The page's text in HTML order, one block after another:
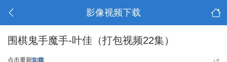
影像视频下载
围棋鬼手魔手-叶佳（打包视频22集）
点击重新加载 #